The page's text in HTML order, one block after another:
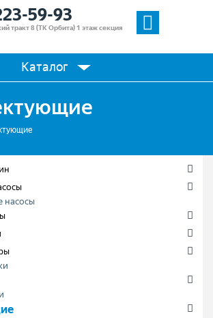
59-93
тракт 8 (ТК Орбита) 1 этаж секция
Каталог
насосы